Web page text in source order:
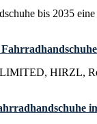
bis 2035
HIRZL,